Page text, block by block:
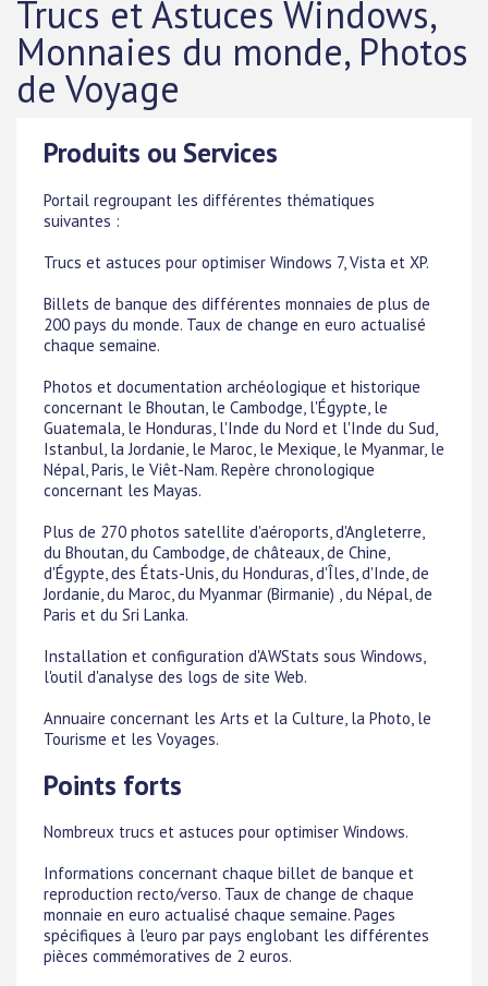
Trucs et Astuces Windows,
Monnaies du monde, Photos
de Voyage
Produits ou Services
Portail regroupant les différentes thématiques
suivantes :
Trucs et astuces pour optimiser Windows 7, Vista et XP.
Billets de banque des différentes monnaies de plus de
200 pays du monde. Taux de change en euro actualisé
chaque semaine.
Photos et documentation archéologique et historique
concernant le Bhoutan, le Cambodge, l'Égypte, le
Guatemala, le Honduras, l'Inde du Nord et l'Inde du Sud,
Istanbul, la Jordanie, le Maroc, le Mexique, le Myanmar, le
Népal, Paris, le Viêt-Nam. Repère chronologique
concernant les Mayas.
Plus de 270 photos satellite d'aéroports, d'Angleterre,
du Bhoutan, du Cambodge, de châteaux, de Chine,
d'Égypte, des États-Unis, du Honduras, d'Îles, d'Inde, de
Jordanie, du Maroc, du Myanmar (Birmanie) , du Népal, de
Paris et du Sri Lanka.
Installation et configuration d'AWStats sous Windows,
l'outil d'analyse des logs de site Web.
Annuaire concernant les Arts et la Culture, la Photo, le
Tourisme et les Voyages.
Points forts
Nombreux trucs et astuces pour optimiser Windows.
Informations concernant chaque billet de banque et
reproduction recto/verso. Taux de change de chaque
monnaie en euro actualisé chaque semaine. Pages
spécifiques à l'euro par pays englobant les différentes
pièces commémoratives de 2 euros.